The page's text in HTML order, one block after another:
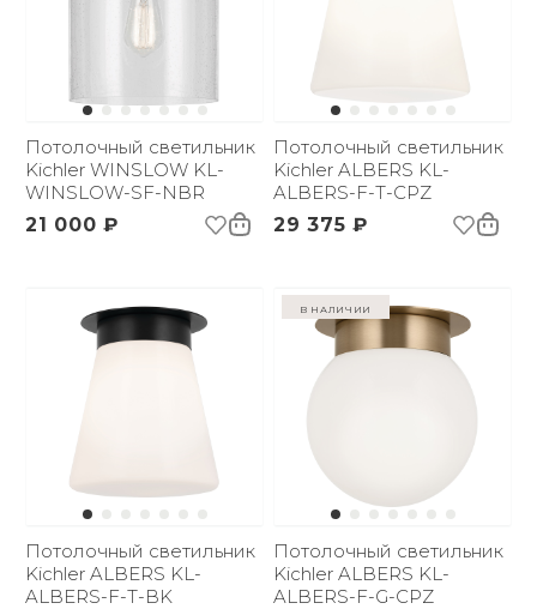
Потолочный светильник
Kichler WINSLOW KL-
WINSLOW-SF-NBR
21 000 ₽
Потолочный светильник
Kichler ALBERS KL-
ALBERS-F-T-CPZ
29 375 ₽
Потолочный светильник
Kichler ALBERS KL-
ALBERS-F-T-BK
в наличии
Потолочный светильник
Kichler ALBERS KL-
ALBERS-F-G-CPZ